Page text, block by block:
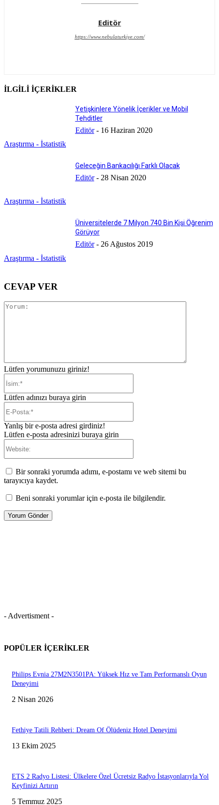
Editör
https://www.nebulaturkiye.com/
İLGİLİ İÇERİKLER
Araştırma - İstatistik
Yetişkinlere Yönelik İçerikler ve Mobil
Tehditler
Editör - 16 Haziran 2020
Araştırma - İstatistik
Geleceğin Bankacılığı Farklı Olacak
Editör - 28 Nisan 2020
Araştırma - İstatistik
Üniversitelerde 7 Milyon 740 Bin Kişi Öğrenim
Görüyor
Editör - 26 Ağustos 2019
CEVAP VER
Lütfen yorumunuzu giriniz!
Lütfen adınızı buraya girin
Yanlış bir e-posta adresi girdiniz!
Lütfen e-posta adresinizi buraya girin
Bir sonraki yorumda adımı, e-postamı ve web sitemi bu
tarayıcıya kaydet.
Beni sonraki yorumlar için e-posta ile bilgilendir.
- Advertisment -
POPÜLER İÇERIKLER
Philips Evnia 27M2N3501PA: Yüksek Hız ve Tam Performanslı Oyun
Deneyimi
2 Nisan 2026
Fethiye Tatili Rehberi: Dream Of Ölüdeniz Hotel Deneyimi
13 Ekim 2025
ETS 2 Radyo Listesi: Ülkelere Özel Ücretsiz Radyo İstasyonlarıyla Yol
Keyfinizi Artırın
5 Temmuz 2025